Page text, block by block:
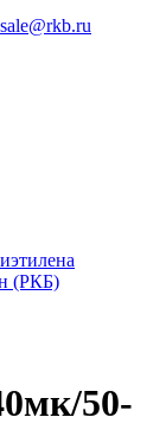
sale@rkb.ru
(РКБ)
50-